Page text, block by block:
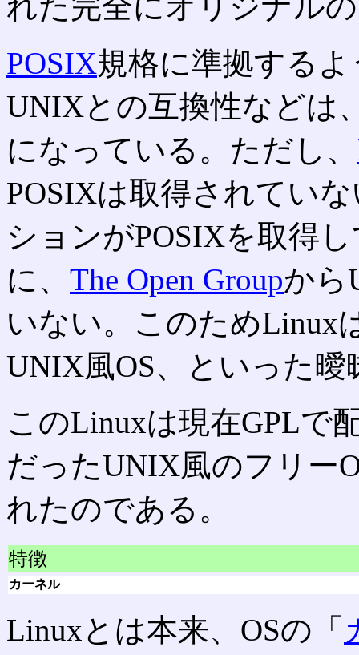
POSIX規格に準拠する
UNIXとの互換性などは
になっている。ただし、
POSIXは取得されてい
ションがPOSIXを取得
に、 The Open Groupから
いない。このためLinux
UNIX風OS、といった
このLinuxは現在GPLで
だったUNIX風のフリー
れたのである。
特徴
カーネル
Linuxとは本来、OSの「